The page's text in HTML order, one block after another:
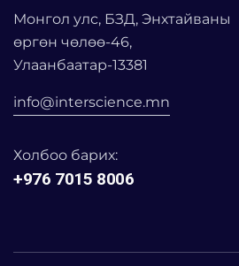
Монгол улс, БЗД, Энхтайваны
өргөн чөлөө-46,
Улаанбаатар-13381
info@interscience.mn
Холбоо барих:
+976 7015 8006